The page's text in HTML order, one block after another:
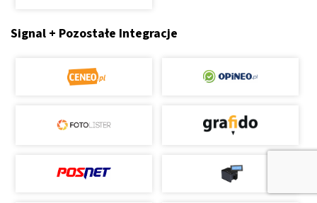
Signal + Pozostałe Integracje